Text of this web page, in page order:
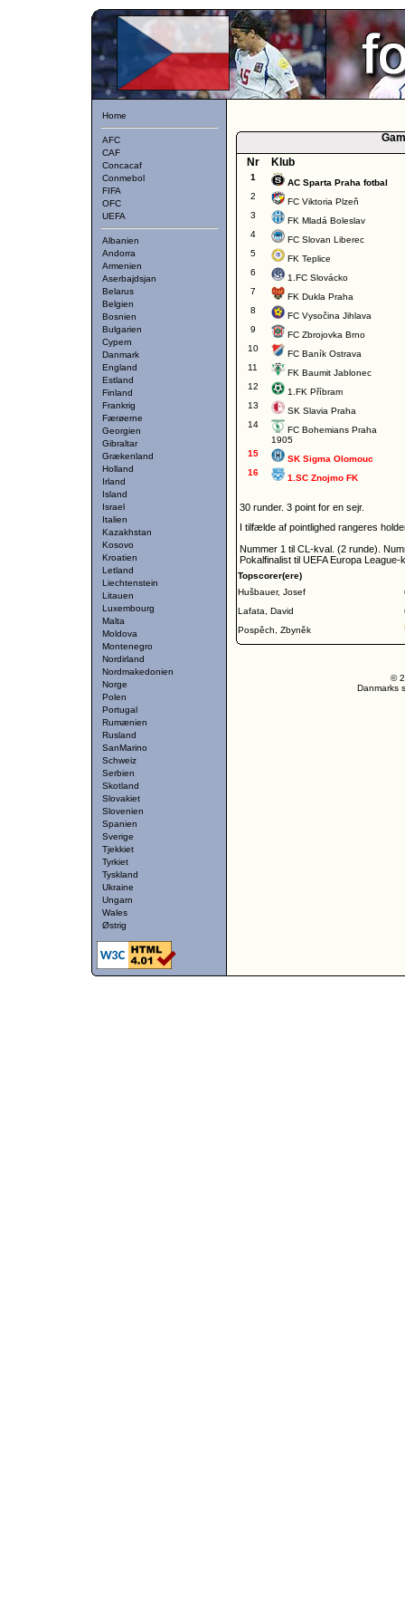
Home
AFC
CAF
Concacaf
Conmebol
FIFA
OFC
UEFA
Albanien
Andorra
Armenien
Aserbajdsjan
Belarus
Belgien
Bosnien
Bulgarien
Cypern
Danmark
England
Estland
Finland
Frankrig
Færøerne
Georgien
Gibraltar
Grækenland
Holland
Irland
Island
Israel
Italien
Kazakhstan
Kosovo
Kroatien
Letland
Liechtenstein
Litauen
Luxembourg
Malta
Moldova
Montenegro
Nordirland
Nordmakedonien
Norge
Polen
Portugal
Rumænien
Rusland
SanMarino
Schweiz
Serbien
Skotland
Slovakiet
Slovenien
Spanien
Sverige
Tjekkiet
Tyrkiet
Tyskland
Ukraine
Ungarn
Wales
Østrig
Nr
Klub
1
AC Sparta Praha fotbal
2
FC Viktoria Plzeň
3
FK Mladá Boleslav
4
FC Slovan Liberec
5
FK Teplice
6
1.FC Slovácko
7
FK Dukla Praha
8
FC Vysočina Jihlava
9
FC Zbrojovka Brno
10
FC Baník Ostrava
11
FK Baumit Jablonec
12
1.FK Příbram
13
SK Slavia Praha
14
FC Bohemians Praha
1905
15
SK Sigma Olomouc
16
1.SC Znojmo FK
30 runder. 3 point for en sejr.
I tilfælde af pointlighed rangeres
Nummer 1 til CL-kval. (2 runde).
Pokalfinalist til UEFA Europa
Topscorer(ere)
Hušbauer, Josef
Lafata, David
Pospěch, Zbyněk
©
Danmarks